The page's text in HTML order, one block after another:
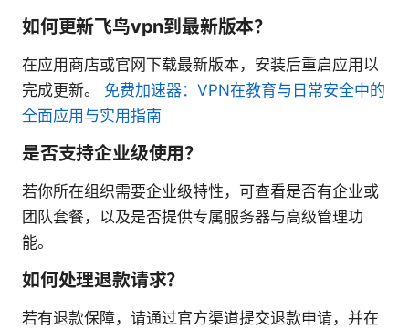
如何更新飞鸟vpn到最新版本？
在应用商店或官网下载最新版本，安装后重启应用以
完成更新。 免费加速器：VPN在教育与日常安全中的
全面应用与实用指南
是否支持企业级使用？
若你所在组织需要企业级特性，可查看是否有企业或
团队套餐，以及是否提供专属服务器与高级管理功
能。
如何处理退款请求？
若有退款保障，请通过官方渠道提交退款申请，并在